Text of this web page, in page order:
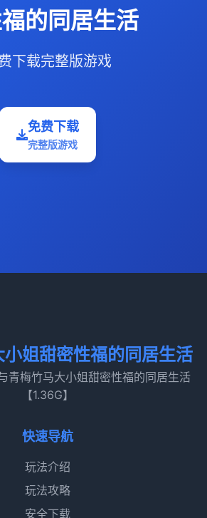
的同居生活
下载完整版游戏
免费下载
完整版游戏
姐甜密性福的同居生活
青梅竹马大小姐甜密性福的同居生活
【1.36G】
快速导航
玩法介绍
玩法攻略
安全下载